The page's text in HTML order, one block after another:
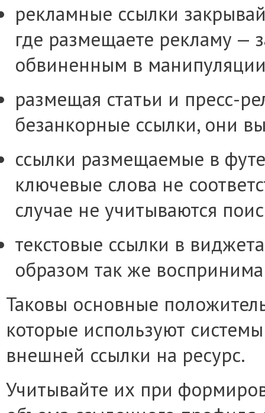
рекламные ссылки
где размещаете рекламу —
обвиненным в
размещая статьи и пресс-
безанкорные ссылки, они
ссылки размещаемые в
ключевые слова не
случае не учитываются
текстовые ссылки в
образом так же
Таковы основные
которые используют
внешней ссылки на ресурс.
Учитывайте их при